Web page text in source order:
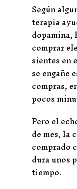
Según
terapia
dopamina,
comprar
sientes en
se engañe
compras,
pocos
Pero el
de mes, la
comprado
dura unos
tiempo.